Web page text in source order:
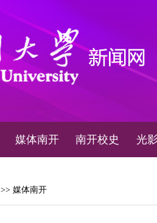
媒体南开 南开校史 光
>> 媒体南开